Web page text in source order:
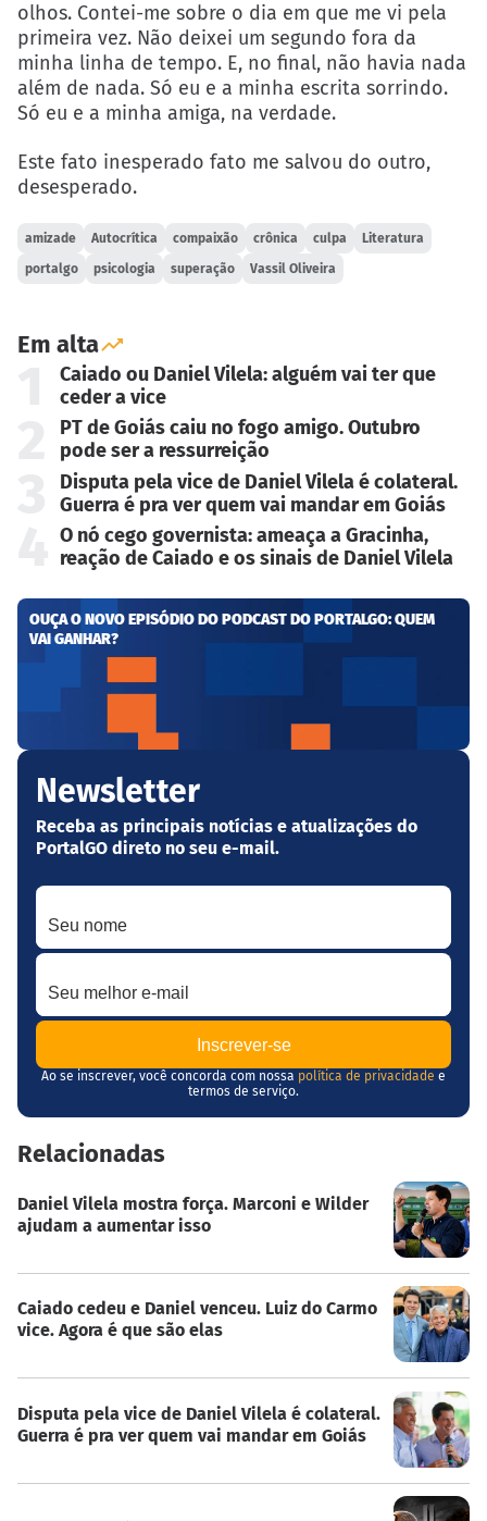
olhos. Contei-me sobre o dia em que me vi pela
primeira vez. Não deixei um segundo fora da
minha linha de tempo. E, no final, não havia nada
além de nada. Só eu e a minha escrita sorrindo.
Só eu e a minha amiga, na verdade.
Este fato inesperado fato me salvou do outro,
desesperado.
amizade Autocrítica compaixão crônica culpa Literatura
portalgo psicologia superação Vassil Oliveira
Em alta
Caiado ou Daniel Vilela: alguém vai ter que
ceder a vice
PT de Goiás caiu no fogo amigo. Outubro
pode ser a ressurreição
Disputa pela vice de Daniel Vilela é colateral.
Guerra é pra ver quem vai mandar em Goiás
O nó cego governista: ameaça a Gracinha,
reação de Caiado e os sinais de Daniel Vilela
OUÇA O NOVO EPISÓDIO DO PODCAST DO PORTALGO: QUEM
VAI GANHAR?
Newsletter
Receba as principais notícias e atualizações do
PortalGO direto no seu e-mail.
Seu nome
Seu melhor e-mail
Ao se inscrever, você concorda com nossa política de privacidade e
termos de serviço.
Relacionadas
Daniel Vilela mostra força. Marconi e Wilder
ajudam a aumentar isso
Caiado cedeu e Daniel venceu. Luiz do Carmo
vice. Agora é que são elas
Disputa pela vice de Daniel Vilela é colateral.
Guerra é pra ver quem vai mandar em Goiás